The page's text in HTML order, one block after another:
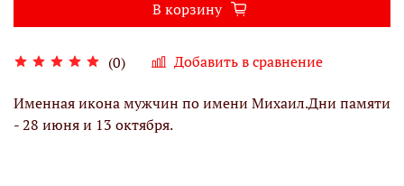
(0) Добавить в сравнение
В корзину
Именная икона мужчин по имени Михаил.Дни памяти
- 28 июня и 13 октября.